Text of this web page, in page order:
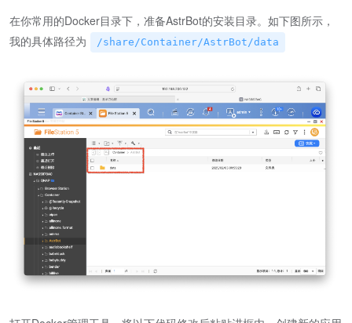
在你常用的Docker目录下，准备AstrBot的安装目录。如下图所示，
我的具体路径为
/share/Container/AstrBot/data